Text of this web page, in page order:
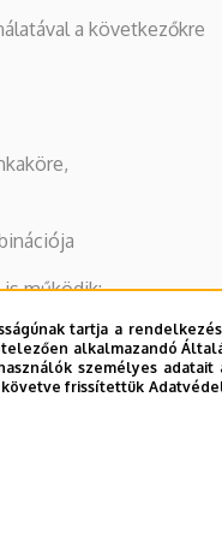
a következőkre
is működik:
Dr. Bács Zoltán
találat
tartja a
alkalmazandó
személyes
követve frissítettük